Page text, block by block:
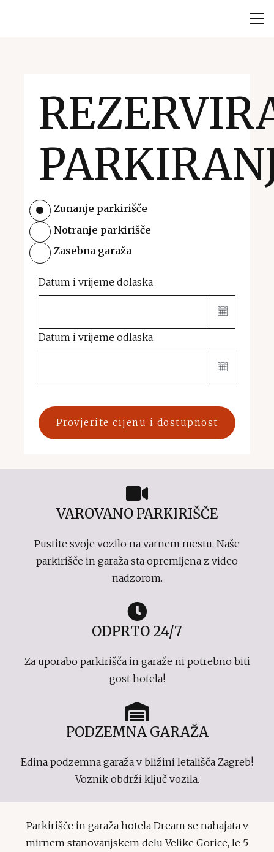
Zunanje parkirišče
Notranje parkirišče
Zasebna garaža
Datum i vrijeme dolaska
Datum i vrijeme odlaska
Provjerite cijenu i dostupnost
VAROVANO PARKIRIŠČE
Pustite svoje vozilo na varnem mestu. Naše
parkirišče in garaža sta opremljena z video
nadzorom.
ODPRTO 24/7
Za uporabo parkirišča in garaže ni potrebno biti
gost hotela!
PODZEMNA GARAŽA
Edina podzemna garaža v bližini letališča Zagreb!
Voznik obdrži ključ vozila.
Parkirišče in garaža hotela Dream se nahajata v
mirnem stanovanjskem delu Velike Gorice, le 5